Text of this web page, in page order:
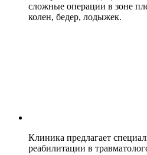
сложные операции в зоне
колен, бедер, лодыжек.
Клиника предлагает
реабилитации в